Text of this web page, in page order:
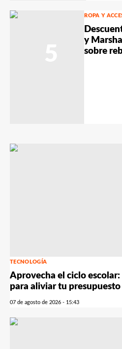
ROPA Y
y
sobre
TECNOLOGÍA
Aprovecha el ciclo
para aliviar tu
07 de agosto de 2026 - 15:43